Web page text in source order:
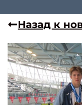
Назад к